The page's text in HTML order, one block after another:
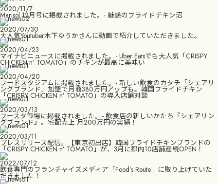
2020/11/7
Marisol 12月号に掲載されました。- 魅惑のフライドチキン沼
2020/07/30
大人気Youtuber木下ゆうかさんに動画で紹介していただきました。
2020/04/23
マイナビニュースに掲載されました。- Uber Eatsでも大人気「CRISPY
CHICKEN n’ TOMATO」のチキンが最高に美味い
2020/04/20
フードスタジアムに掲載されました。- 新しい飲食のカタチ「シェアリ
ングブランド」加盟で月商380万円アップも。韓国フライドチキン
「CRISPY CHICKEN n’ TOMATO」の導入店舗対談
2020/03/13
フースタ市場に掲載されました。- 飲食店の新しいかたち『シェアリン
グブランド』。宅配売上 月200万円の実績！
2020/03/11
プレスリリース配信。【東京初出店】韓国フライドチキンブランドの
「CRISPY CHICKEN n’ TOMATO」が、3月に都内10店舗連続OPEN！
2022/07/12
飲食専門のフランチャイズメディア「Food’s Route」に取り上げていた
だきました！